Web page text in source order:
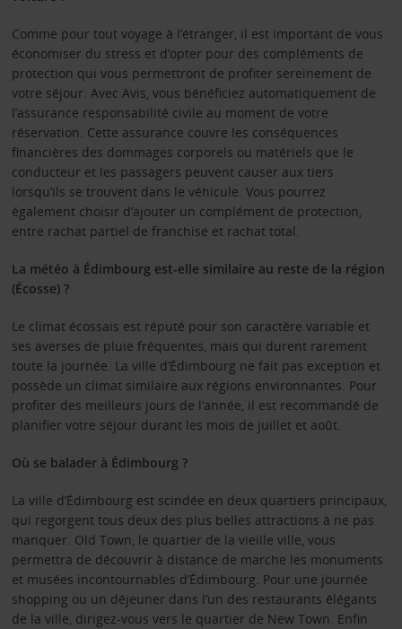
Comme pour tout voyage à l’étranger, il est important de vous
économiser du stress et d’opter pour des compléments de
protection qui vous permettront de profiter sereinement de
votre séjour. Avec Avis, vous bénéficiez automatiquement de
l’assurance responsabilité civile au moment de votre
réservation. Cette assurance couvre les conséquences
financières des dommages corporels ou matériels que le
conducteur et les passagers peuvent causer aux tiers
lorsqu’ils se trouvent dans le véhicule. Vous pourrez
également choisir d’ajouter un complément de protection,
entre rachat partiel de franchise et rachat total.
La météo à Édimbourg est-elle similaire au reste de la région
(Écosse) ?
Le climat écossais est réputé pour son caractère variable et
ses averses de pluie fréquentes, mais qui durent rarement
toute la journée. La ville d’Édimbourg ne fait pas exception et
possède un climat similaire aux régions environnantes. Pour
profiter des meilleurs jours de l’année, il est recommandé de
planifier votre séjour durant les mois de juillet et août.
Où se balader à Édimbourg ?
La ville d’Édimbourg est scindée en deux quartiers principaux,
qui regorgent tous deux des plus belles attractions à ne pas
manquer. Old Town, le quartier de la vieille ville, vous
permettra de découvrir à distance de marche les monuments
et musées incontournables d’Édimbourg. Pour une journée
shopping ou un déjeuner dans l’un des restaurants élégants
de la ville, dirigez-vous vers le quartier de New Town. Enfin